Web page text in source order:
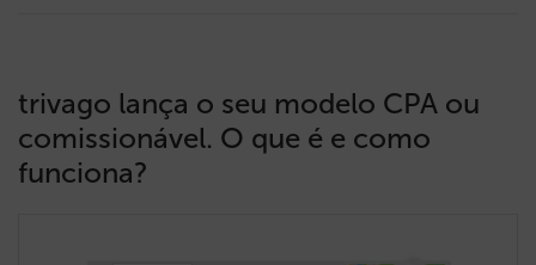
trivago lança o seu modelo CPA ou
comissionável. O que é e como
funciona?